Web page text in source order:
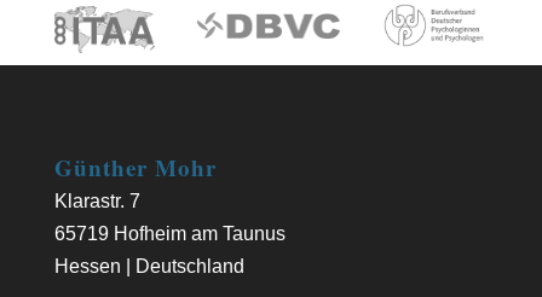
Günther Mohr
Klarastr. 7
65719 Hofheim am Taunus
Hessen | Deutschland